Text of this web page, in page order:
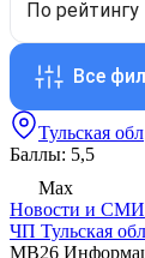
По рейтингу
Все
Тульская обл
Баллы: 5,5
Max
Новости и СМИ
ЧП Тульская
MB26